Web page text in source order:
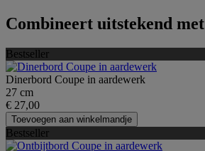
Combineert uitstekend met
Bestseller
Dinerbord Coupe in aardewerk
27 cm
€ 27,00
Toevoegen aan winkelmandje
Bestseller